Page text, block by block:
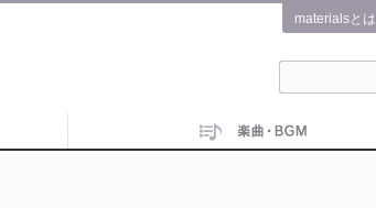
materialsとは